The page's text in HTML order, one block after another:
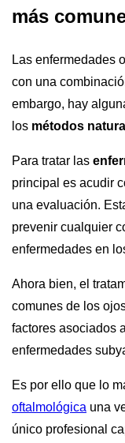
más
Las enfermedades
con una
embargo, hay
los métodos
Para tratar las
principal es acudir
una evaluación.
prevenir cualquier
enfermedades en
Ahora bien, el
comunes de los
factores asociados
enfermedades
Es por ello que lo
oftalmológica una
único profesional